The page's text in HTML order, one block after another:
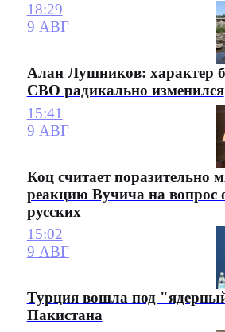
18:29
9 АВГ
Алан Лушников: характер
СВО радикально изменился
15:41
9 АВГ
Коц считает поразительно
реакцию Вучича на вопрос
русских
15:02
9 АВГ
Турция вошла под
Пакистана